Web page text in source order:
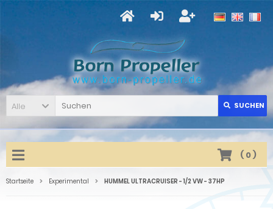
Alle SUCHEN
( 0)
Startseite Experimental HUMMEL ULTRACRUISER - 1/2 VW - 37HP